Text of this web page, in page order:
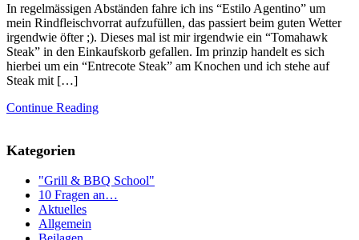
In regelmässigen Abständen fahre ich ins “Estilo Agentino” um
mein Rindfleischvorrat aufzufüllen, das passiert beim guten Wetter
irgendwie öfter ;). Dieses mal ist mir irgendwie ein “Tomahawk
Steak” in den Einkaufskorb gefallen. Im prinzip handelt es sich
hierbei um ein “Entrecote Steak” am Knochen und ich stehe auf
Steak mit […]
Continue Reading
Kategorien
"Grill & BBQ School"
10 Fragen an…
Aktuelles
Allgemein